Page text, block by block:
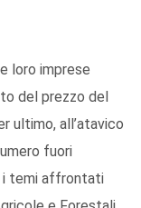
loro imprese
del prezzo del
ultimo, all’atavico
fuori
i temi affrontati